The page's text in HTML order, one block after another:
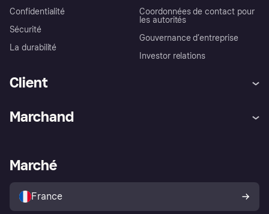
Confidentialité
Sécurité
La durabilité
Coordonnées de contact pour
les autorités
Gouvernance d’entreprise
Investor relations
Client
Explorez les magasins
Politique de protection de
l’acheteur Klarna
Marchand
Portail Marchand
Marché
France